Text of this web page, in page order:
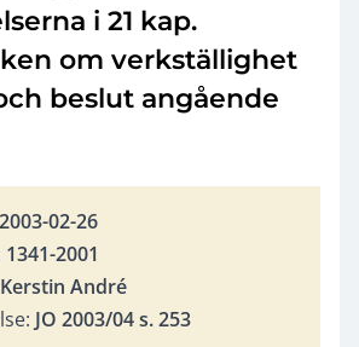
i 21 kap.
om verkställighet
beslut angående
2003-02-26
1341-2001
Kerstin André
JO 2003/04 s. 253